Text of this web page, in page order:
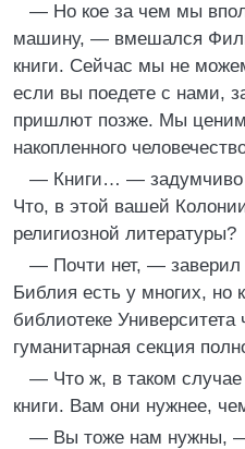
— Но кое за чем мы
машину, — вмешался
книги. Сейчас мы не
если вы поедете с нами,
пришлют позже. Мы
накопленного
— Книги… — задумчиво
Что, в этой вашей
религиозной литературы?
— Почти нет, —
Библия есть у многих, но
библиотеке
гуманитарная секция
— Что ж, в таком случае
книги. Вам они нужнее,
— Вы тоже нам нужны,